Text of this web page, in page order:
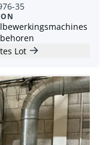
35
Lot